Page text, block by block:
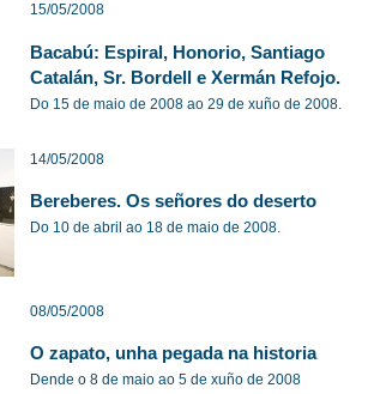
15/05/2008
Bacabú: Espiral, Honorio, Santiago
Catalán, Sr. Bordell e Xermán Refojo.
Do 15 de maio de 2008 ao 29 de xuño de 2008.
14/05/2008
Bereberes. Os señores do deserto
Do 10 de abril ao 18 de maio de 2008.
08/05/2008
O zapato, unha pegada na historia
Dende o 8 de maio ao 5 de xuño de 2008